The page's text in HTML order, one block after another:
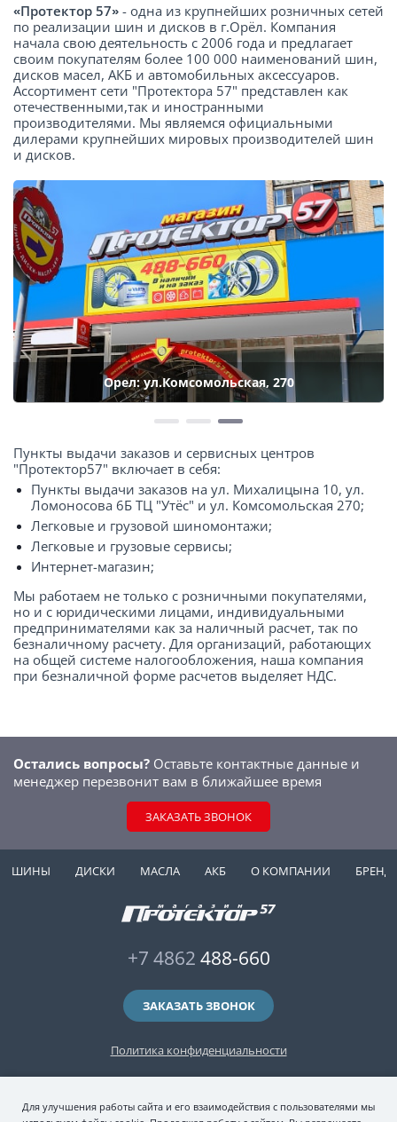
Орел: ул.Комсомольская, 270
«Протектор 57» - одна из крупнейших розничных сетей
по реализации шин и дисков в г.Орёл. Компания
начала свою деятельность с 2006 года и предлагает
своим покупателям более 100 000 наименований шин,
дисков масел, АКБ и автомобильных аксессуаров.
Ассортимент сети "Протектора 57" представлен как
отечественными,так и иностранными
производителями. Мы являемся официальными
дилерами крупнейших мировых производителей шин
и дисков.
Пункты выдачи заказов и сервисных центров
"Протектор57" включает в себя:
Пункты выдачи заказов на ул. Михалицына 10, ул.
Ломоносова 6Б ТЦ "Утёс" и ул. Комсомольская 270;
Легковые и грузовой шиномонтажи;
Легковые и грузовые сервисы;
Интернет-магазин;
Мы работаем не только с розничными покупателями,
но и с юридическими лицами, индивидуальными
предпринимателями как за наличный расчет, так по
безналичному расчету. Для организаций, работающих
на общей системе налогообложения, наша компания
при безналичной форме расчетов выделяет НДС.
Остались вопросы? Оставьте контактные данные и
менеджер перезвонит вам в ближайшее время
ЗАКАЗАТЬ ЗВОНОК
ШИНЫ ДИСКИ МАСЛА АКБ О КОМПАНИИ
Политика конфиденциальности
+7 4862 488-660
ЗАКАЗАТЬ ЗВОНОК
2006-2026 © интернет-магазин "Протектор 57" — автомобильные шины
(зимние и летние шины), колесные диски, шиномонтаж и хранение шин.
Для улучшения работы сайта и его взаимодействия с пользователями мы